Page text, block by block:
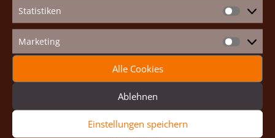
Statistiken
Marketing Marketing
Alle Cookies
Ablehnen
Einstellungen speichern
2025(7)
2024(5)
2023(13)
2022(9)
2020(2)